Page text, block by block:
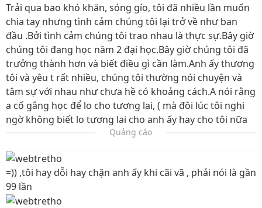
Trải qua bao khó khăn, sóng gío, tôi đã nhiều lần muốn
chia tay nhưng tình cảm chúng tôi lại trở về như ban
đầu .Bởi tình cảm chúng tôi trao nhau là thực sự.Bây giờ
chúng tôi đang học năm 2 đại học.Bây giờ chúng tôi đã
trưởng thành hơn và biết điều gì cần làm.Anh ấy thương
tôi và yêu t rất nhiều, chúng tôi thường nói chuyện và
tâm sự với nhau như chưa hề có khoảng cách.A nói rằng
a cố gắng học để lo cho tương lai, ( mà đôi lúc tôi nghi
ngờ không biết lo tương lai cho anh ấy hay cho tôi nữa
Quảng cáo
=)) ,tôi hay dỗi hay chặn anh ấy khi cãi vã , phải nói là gần
99 lần